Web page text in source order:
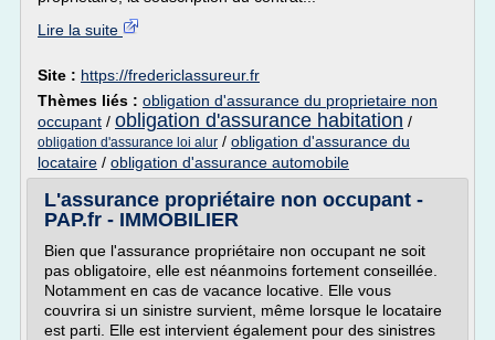
Lire la suite
Site : https://fredericlassureur.fr
Thèmes liés : obligation d'assurance du proprietaire non
occupant / obligation d'assurance habitation /
obligation d'assurance loi alur / obligation d'assurance du
locataire / obligation d'assurance automobile
L'assurance propriétaire non occupant -
PAP.fr - IMMOBILIER
Bien que l'assurance propriétaire non occupant ne soit
pas obligatoire, elle est néanmoins fortement conseillée.
Notamment en cas de vacance locative. Elle vous
couvrira si un sinistre survient, même lorsque le locataire
est parti. Elle est intervient également pour des sinistres